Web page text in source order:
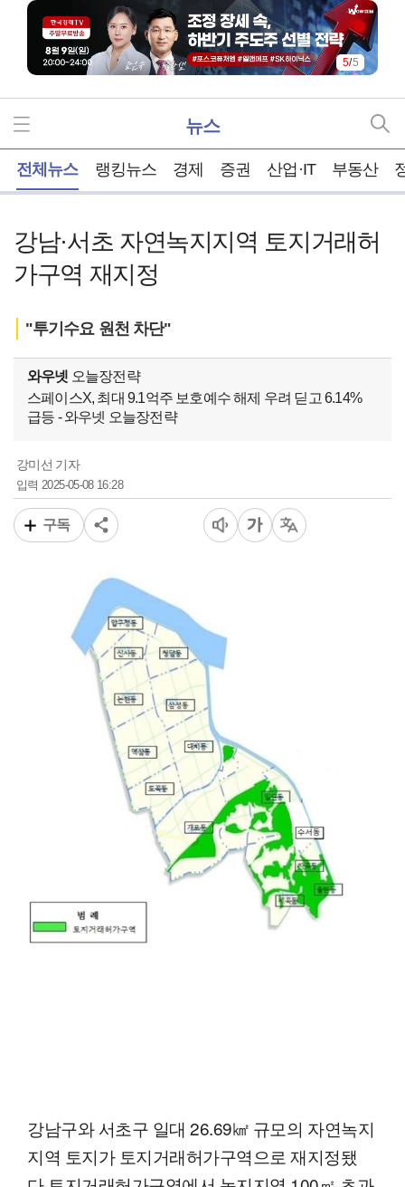
5/5
뉴스
전체뉴스 랭킹뉴스 경제 증권 산업·IT 부동산
강남·서초 자연녹지지역 토지거래허
가구역 재지정
"투기수요 원천 차단"
와우넷 오늘장전략
스페이스X, 최대 9.1억주 보호예수 해제 우려 딛고 6.14%
급등 - 와우넷 오늘장전략
강미선 기자
입력2025-05-08 16:28
구독
강남구와 서초구 일대 26.69㎢ 규모의 자연녹지
지역 토지가 토지거래허가구역으로 재지정됐